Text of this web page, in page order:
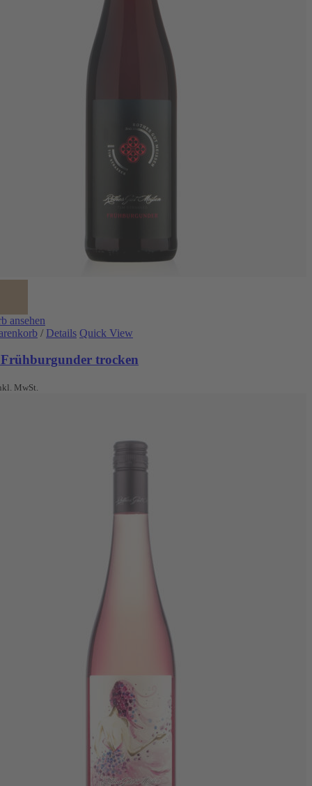
ansehen
/ Details Quick View
trocken
MwSt.